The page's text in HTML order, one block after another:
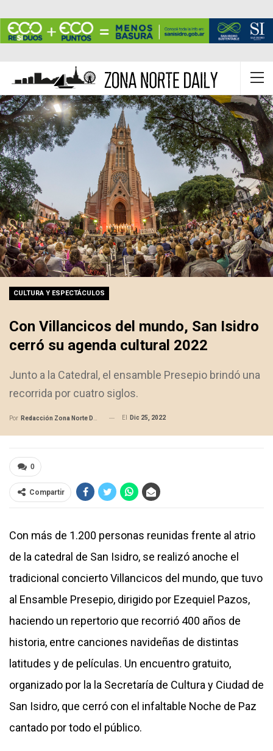
CULTURA Y ESPECTÁCULOS
Con Villancicos del mundo, San Isidro
cerró su agenda cultural 2022
Junto a la Catedral, el ensamble Presepio brindó una
recorrida por cuatro siglos.
Por Redacción Zona Norte Daily El Dic 25, 2022
0
Compartir
Con más de 1.200 personas reunidas frente al atrio
de la catedral de San Isidro, se realizó anoche el
tradicional concierto Villancicos del mundo, que tuvo
al Ensamble Presepio, dirigido por Ezequiel Pazos,
haciendo un repertorio que recorrió 400 años de
historia, entre canciones navideñas de distintas
latitudes y de películas. Un encuentro gratuito,
organizado por la la Secretaría de Cultura y Ciudad de
San Isidro, que cerró con el infaltable Noche de Paz
cantado por todo el público.